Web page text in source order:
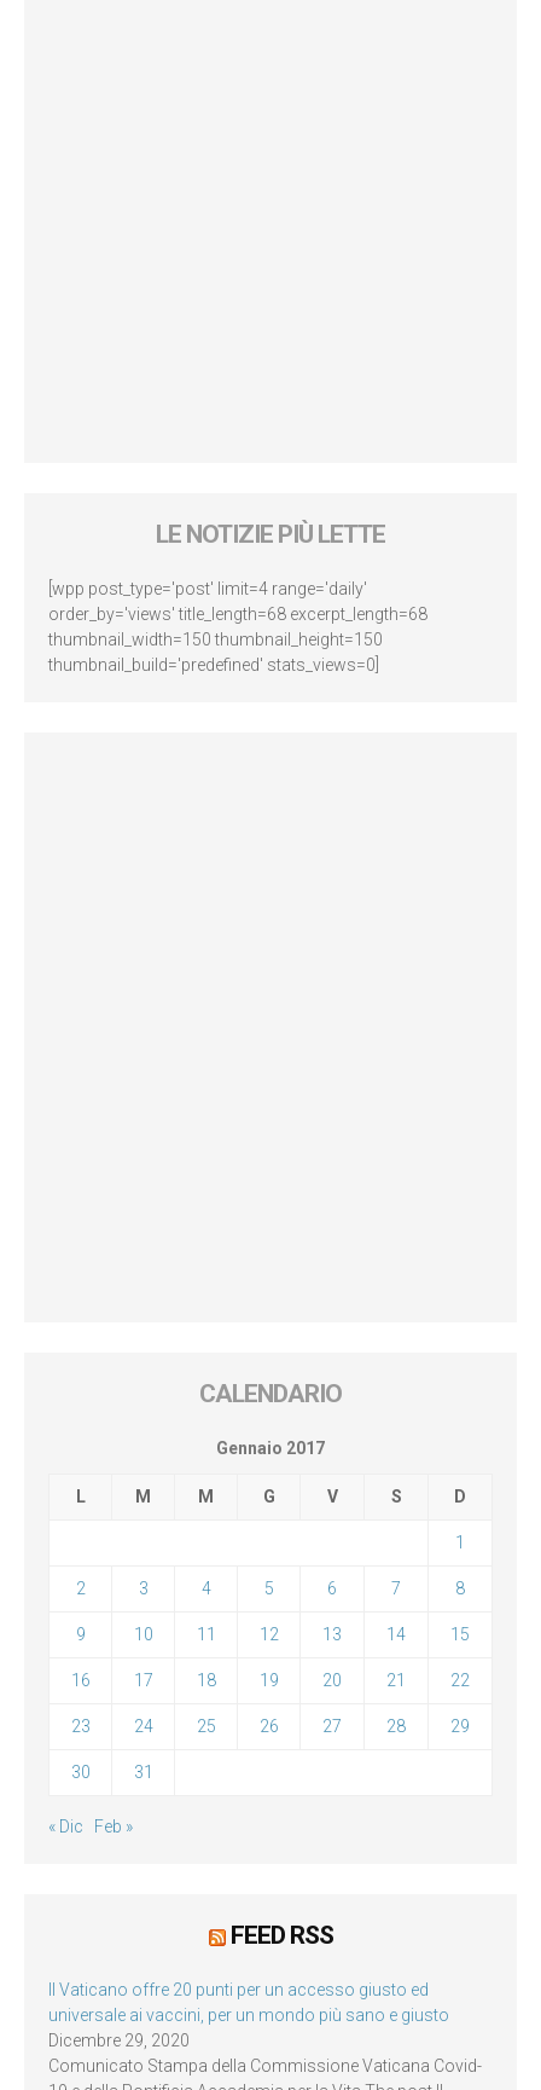
LE NOTIZIE PIÙ LETTE
[wpp post_type='post' limit=4 range='daily'
order_by='views' title_length=68 excerpt_length=68
thumbnail_width=150 thumbnail_height=150
thumbnail_build='predefined' stats_views=0]
CALENDARIO
Gennaio 2017
L M M G V S D
1
2 3 4 5 6 7 8
9 10 11 12 13 14 15
16 17 18 19 20 21 22
23 24 25 26 27 28 29
30 31
« Dic Feb »
FEED RSS
Il Vaticano offre 20 punti per un accesso giusto ed
universale ai vaccini, per un mondo più sano e giusto
Dicembre 29, 2020
Comunicato Stampa della Commissione Vaticana Covid-